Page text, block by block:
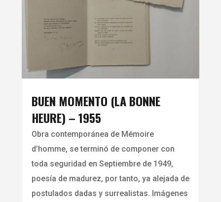
BUEN MOMENTO (LA BONNE
HEURE) – 1955
Obra contemporánea de Mémoire
d’homme, se terminó de componer con
toda seguridad en Septiembre de 1949,
poesía de madurez, por tanto, ya alejada de
postulados dadas y surrealistas. Imágenes